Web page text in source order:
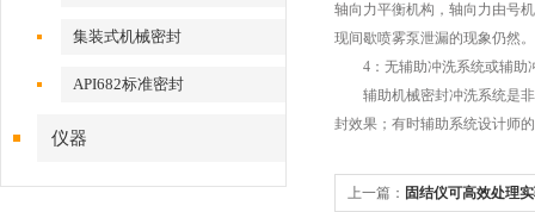
集装式机械密封
API682标准密封
仪器
轴向力平衡机构，轴向力由号
现间歇喷雾泵泄漏的现象仍然。
4：无辅助冲洗系统或辅助
辅助机械密封冲洗系统是非
封效果；有时辅助系统设计师
上一篇： 固结仪可高效处理